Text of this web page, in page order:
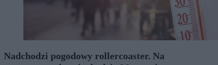
Nadchodzi pogodowy rollercoaster. Na